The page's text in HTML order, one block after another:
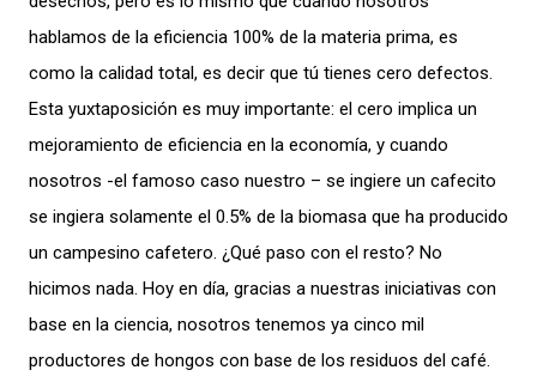
hablamos de la eficiencia 100% de la materia prima, es
como la calidad total, es decir que tú tienes cero defectos.
Esta yuxtaposición es muy importante: el cero implica un
mejoramiento de eficiencia en la economía, y cuando
nosotros -el famoso caso nuestro – se ingiere un cafecito
se ingiera solamente el 0.5% de la biomasa que ha producido
un campesino cafetero. ¿Qué paso con el resto? No
hicimos nada. Hoy en día, gracias a nuestras iniciativas con
base en la ciencia, nosotros tenemos ya cinco mil
productores de hongos con base de los residuos del café.